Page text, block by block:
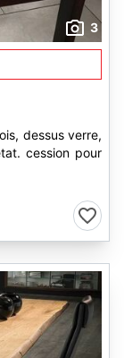
3
dessus verre,
cession pour